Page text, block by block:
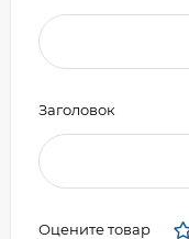
Заголовок
Оцените товар